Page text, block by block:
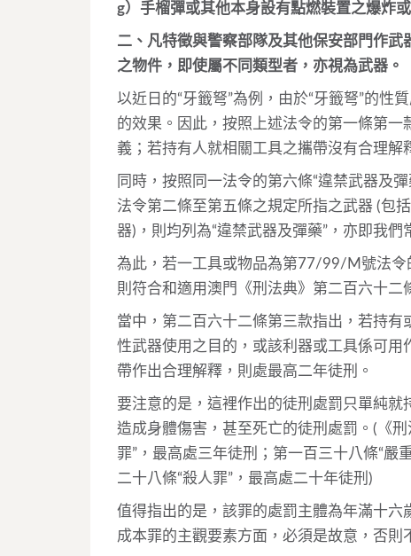
g）手榴彈或其他本身設有點燃裝置之爆炸
二、凡特徵與警察部隊及其他保安部門作
之物件，即使屬不同類型者，亦視為武器。
以近日的“牙籤弩”為例，由於“牙籤弩”的性
的效果。因此，按照上述法令的第一條第一
義；若持有人就相關工具之攜帶沒有合理解
同時，按照同一法令的第六條“違禁武器及
法令第二條至第五條之規定所指之武器 (包
器)，則均列為“違禁武器及彈藥”，亦即我們
為此，若一工具或物品為第77/99/M號法令
則符合和適用澳門《刑法典》第二百六十二
當中，第二百六十二條第三款指出，若持
性武器使用之目的，或該利器或工具係可
帶作出合理解釋，則處最高二年徒刑。
要注意的是，這裡作出的徒刑處罰只單純
造成身體傷害，甚至死亡的徒刑處罰。(《
罪”，最高處三年徒刑；第一百三十八條“嚴
二十八條“殺人罪”，最高處二十年徒刑)
值得指出的是，該罪的處罰主體為年滿十
成本罪的主觀要素方面，必須是故意，否則